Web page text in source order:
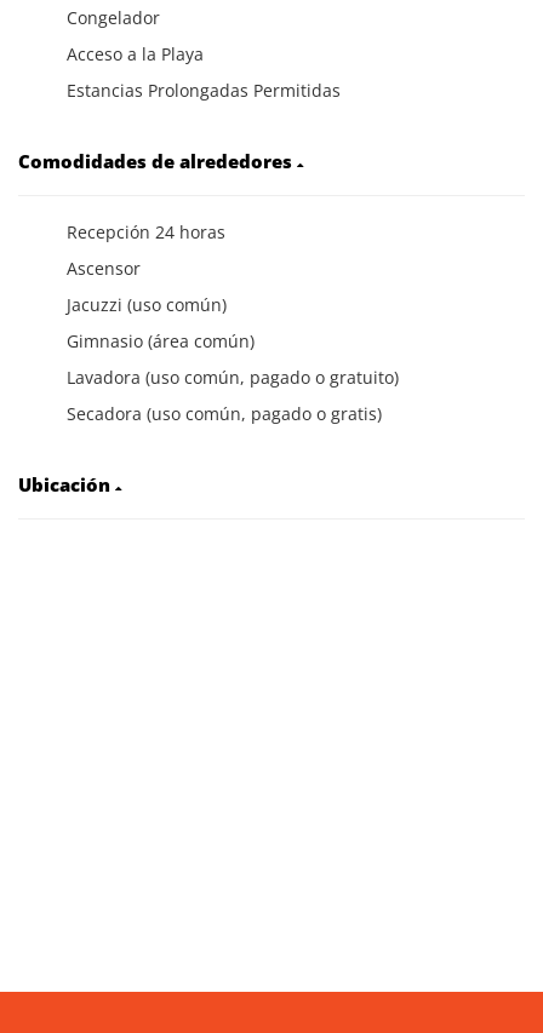
Congelador
Acceso a la Playa
Estancias Prolongadas Permitidas
Comodidades de alrededores
Recepción 24 horas
Ascensor
Jacuzzi (uso común)
Gimnasio (área común)
Lavadora (uso común, pagado o gratuito)
Secadora (uso común, pagado o gratis)
Ubicación